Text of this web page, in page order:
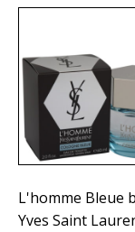
L'homme Bleue
Yves Saint